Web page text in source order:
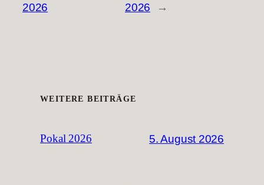
2026
2026
→
WEITERE BEITRÄGE
Pokal 2026 5. August 2026